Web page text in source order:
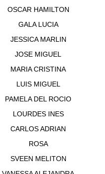
OSCAR HAMILTON
GALA LUCIA
JESSICA MARLIN
JOSE MIGUEL
MARIA CRISTINA
LUIS MIGUEL
PAMELA DEL ROCIO
LOURDES INES
CARLOS ADRIAN
ROSA
SVEEN MELITON